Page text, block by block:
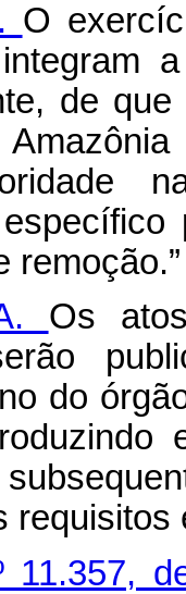
O
de
remoção.”
Os
do
requisitos
11.357,